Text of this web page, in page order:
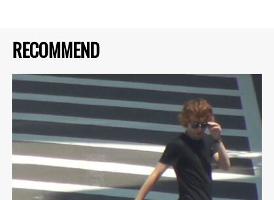
RECOMMEND